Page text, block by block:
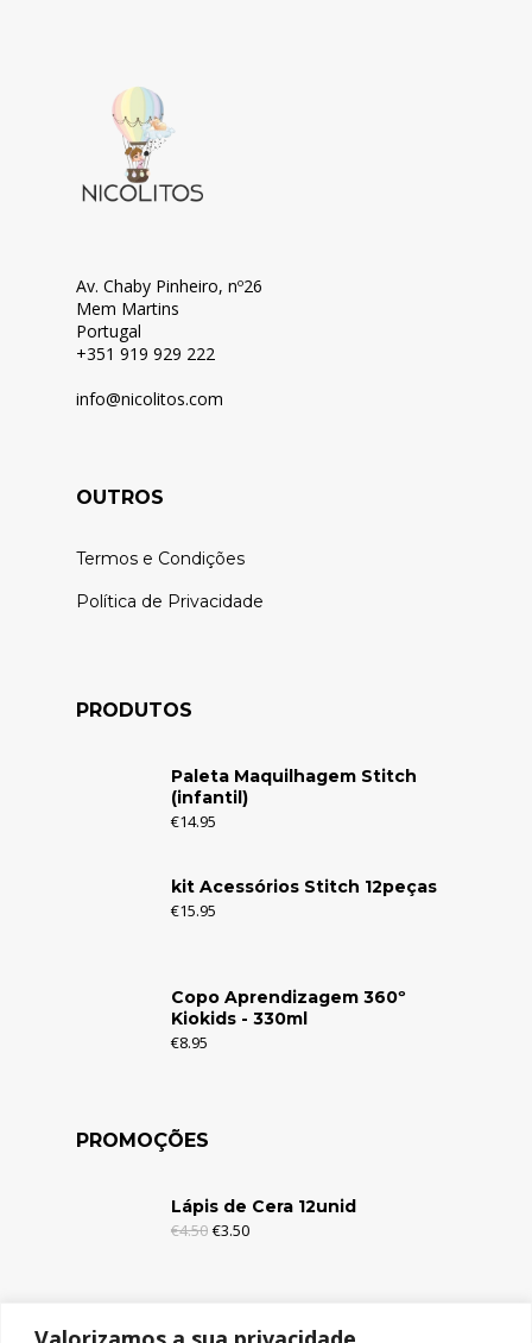
Av. Chaby Pinheiro, nº26
Mem Martins
Portugal
+351 919 929 222
info@nicolitos.com
OUTROS
Termos e Condições
Política de Privacidade
PRODUTOS
Paleta Maquilhagem Stitch
(infantil)
€14.95
kit Acessórios Stitch 12peças
€15.95
Copo Aprendizagem 360º
Kiokids - 330ml
€8.95
PROMOÇÕES
Lápis de Cera 12unid
€4.50 €3.50